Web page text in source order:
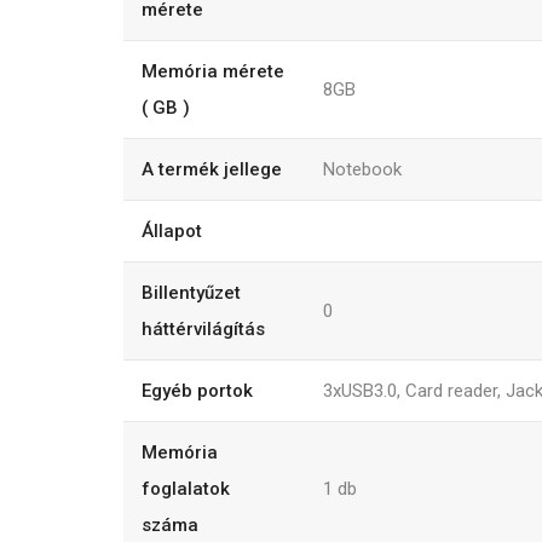
mérete
Memória mérete
( GB )
8GB
A termék jellege Notebook
Állapot
Billentyűzet
háttérvilágítás
0
Egyéb portok 3xUSB3.0, Card reader, Jack
Memória
foglalatok
száma
1 db